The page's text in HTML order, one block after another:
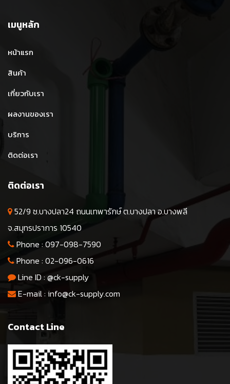
เมนูหลัก
หน้าแรก
สินค้า
เกี่ยวกับเรา
ผลงานของเรา
บริการ
ติดต่อเรา
ติดต่อเรา
52/9 ซ.บางปลา24 ถนนเทพารักษ์ ต.บางปลา อ.บางพลี
จ.สมุทรปราการ 10540
Phone : 097-098-7590
Phone : 02-096-0616
Line ID :@ck-supply
E-mail : info@ck-supply.com
Contact Line